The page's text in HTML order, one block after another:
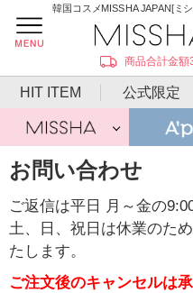
韓国コスメMISSHA JAPAN[ミ
商品合計金額
HIT ITEM 公式限定
お問い合わせ
ご返信は平日 月～金の
土、日、祝日は休業のた
たします。
ご注文後のキャンセルは